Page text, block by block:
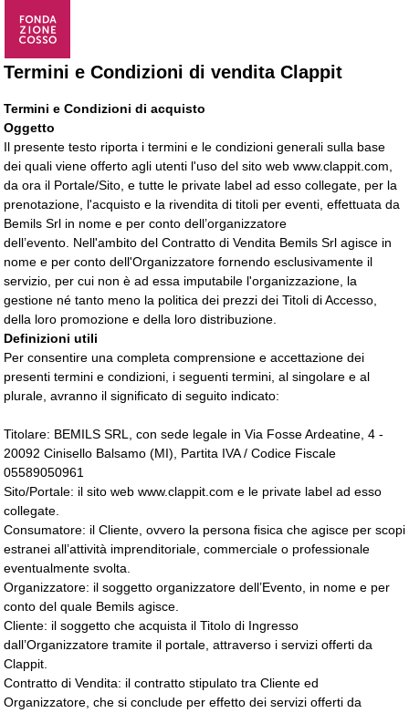
Termini e Condizioni di vendita Clappit
Termini e Condizioni di acquisto
Oggetto
Il presente testo riporta i termini e le condizioni generali sulla base
dei quali viene offerto agli utenti l'uso del sito web www.clappit.com,
da ora il Portale/Sito, e tutte le private label ad esso collegate, per la
prenotazione, l'acquisto e la rivendita di titoli per eventi, effettuata da
Bemils Srl in nome e per conto dell’organizzatore
dell’evento. Nell'ambito del Contratto di Vendita Bemils Srl agisce in
nome e per conto dell'Organizzatore fornendo esclusivamente il
servizio, per cui non è ad essa imputabile l'organizzazione, la
gestione né tanto meno la politica dei prezzi dei Titoli di Accesso,
della loro promozione e della loro distribuzione.
Definizioni utili
Per consentire una completa comprensione e accettazione dei
presenti termini e condizioni, i seguenti termini, al singolare e al
plurale, avranno il significato di seguito indicato:
Titolare: BEMILS SRL, con sede legale in Via Fosse Ardeatine, 4 -
20092 Cinisello Balsamo (MI), Partita IVA / Codice Fiscale
05589050961
Sito/Portale: il sito web www.clappit.com e le private label ad esso
collegate.
Consumatore: il Cliente, ovvero la persona fisica che agisce per scopi
estranei all’attività imprenditoriale, commerciale o professionale
eventualmente svolta.
Organizzatore: il soggetto organizzatore dell’Evento, in nome e per
conto del quale Bemils agisce.
Cliente: il soggetto che acquista il Titolo di Ingresso
dall’Organizzatore tramite il portale, attraverso i servizi offerti da
Clappit.
Contratto di Vendita: il contratto stipulato tra Cliente ed
Organizzatore, che si conclude per effetto dei servizi offerti da